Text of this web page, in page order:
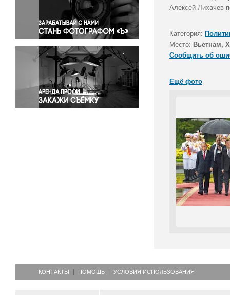
Правосудие
Происшествия и конфликты
Религия
Светская жизнь
Спорт
Экология
Экономика и бизнес
Алексей Лихачев
Категория:
Место: Вьетнам,
Сообщить об
Ещё фото
КОНТАКТЫ ПОМОЩЬ УСЛОВИЯ ИСПОЛЬЗОВАНИЯ